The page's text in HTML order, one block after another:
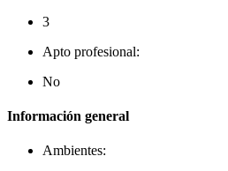
3
Apto profesional:
No
Información general
Ambientes: